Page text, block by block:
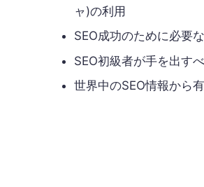
ャ)の利用
SEO成功のために必要
SEO初級者が手を出す
世界中のSEO情報から